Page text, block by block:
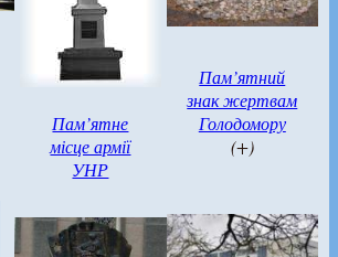
Пам’ятне
місце армії
УНР
Пам’ятний
знак жертвам
Голодомору
(+)